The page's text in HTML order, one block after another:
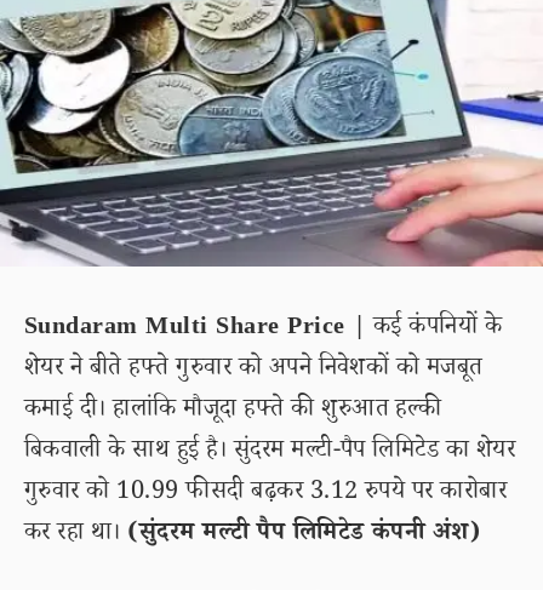
Sundaram Multi Share Price | कई कंपनियों के
शेयर ने बीते हफ्ते गुरुवार को अपने निवेशकों को मजबूत
कमाई दी। हालांकि मौजूदा हफ्ते की शुरुआत हल्की
बिकवाली के साथ हुई है। सुंदरम मल्टी-पैप लिमिटेड का शेयर
गुरुवार को 10.99 फीसदी बढ़कर 3.12 रुपये पर कारोबार
कर रहा था। (सुंदरम मल्टी पैप लिमिटेड कंपनी अंश)